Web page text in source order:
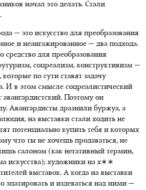
начал это делать. Стали
— это искусство для преобразования
и неангажированное — два подхода.
средство для преобразования
соцреализм, конструктивизм —
по сути ставят задачу
И в этом смысле соцреалистический
авангардистский. Поэтому он
Авангардисты дразнили буржуа, а
на выставки стали ходить не
потенциально купить тебя и которых
что ты не хочешь продаваться, не
салоном (как негативный термин,
искусства); художники на х∗∗
выставок. А когда на выставки
эпатировать и издеваться над ними —